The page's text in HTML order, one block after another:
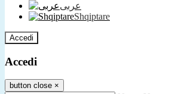
عربى
Shqiptare
Accedi
Accedi
button close ×